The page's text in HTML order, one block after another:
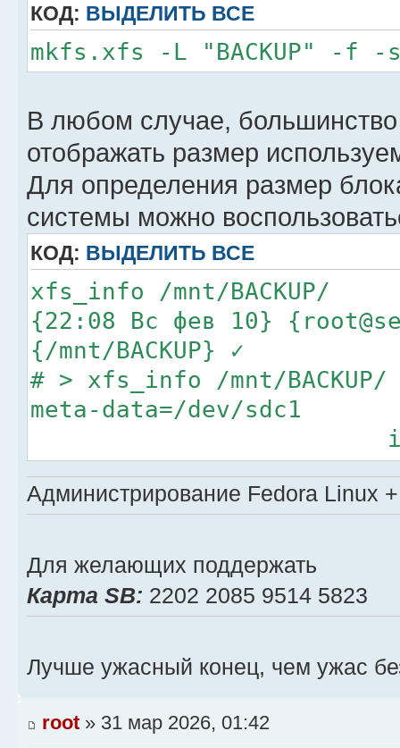
КОД: ВЫДЕЛИТЬ ВСЕ
mkfs.xfs -L "BACKUP" -f -
В любом случае, большинство
отображать размер
Для определения размер
системы можно
КОД: ВЫДЕЛИТЬ ВСЕ
xfs_info /mnt/BACKUP/
{22:08 Вс фев 10}
{/mnt/BACKUP} ✓
# > xfs_info /mnt/BACKUP/
meta-data=/dev/sdc1
isize=512
agsize=42488960 blks
=
data =
blocks=488378368,
naming =version
log =internal log
=
Администрирование Fedora Linux
Для желающих поддержать
Карта SB: 2202 2085 9514 5823
Лучше ужасный конец, чем ужас
root » 31 мар 2026, 01:42